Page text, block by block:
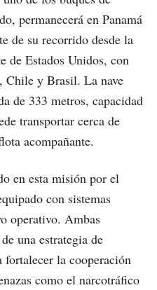
permanecerá en Panamá
de su recorrido desde la
de Estados Unidos, con
Chile y Brasil. La nave
de 333 metros, capacidad
transportar cerca de
acompañante.
en esta misión por el
con sistemas
operativo. Ambas
una estrategia de
fortalecer la cooperación
como el narcotráfico